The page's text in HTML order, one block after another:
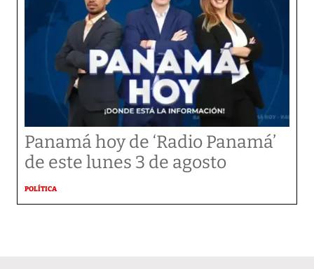
Panamá hoy de ‘Radio Panamá’
de este lunes 3 de agosto
POLÍTICA